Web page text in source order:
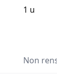
1 u
Non